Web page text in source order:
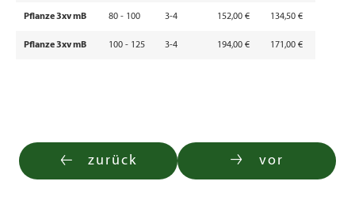
Pflanze 3xv mB 80 - 100 3-4 152,00 € 134,50 €
Pflanze 3xv mB 100 - 125 3-4 194,00 € 171,00 €
zurück vor